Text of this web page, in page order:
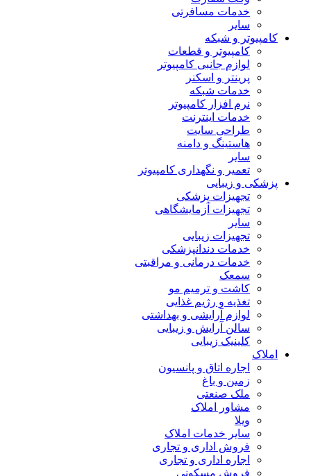
خدمات مسافرتی
سایر
کامپیوتر و شبکه
کامپیوتر و قطعات
لوازم جانبی کامپیوتر
پرینتر و اسکنر
خدمات شبکه
نرم افزار کامپیوتر
خدمات اینترنت
طراحی سایت
هاستینگ و دامنه
سایر
تعمیر و نگهداری کامپیوتر
پزشکی و زیبایی
تجهیزات پزشکی
تجهیزات آزمایشگاهی
سایر
تجهیزات زیبایی
خدمات دندانپزشکی
خدمات درمانی و مراقبتی
سمعک
کاشت و ترمیم مو
تغذیه و رژیم غذایی
لوازم آرایشی و بهداشتی
سالن آرایش و زیبایی
کلینیک زیبایی
املاک
اجاره اتاق و پانسیون
زمین و باغ
ملک صنعتی
مشاور املاک
ویلا
سایر خدمات املاک
فروش اداری و تجاری
اجاره اداری و تجاری
فروش مسکونی